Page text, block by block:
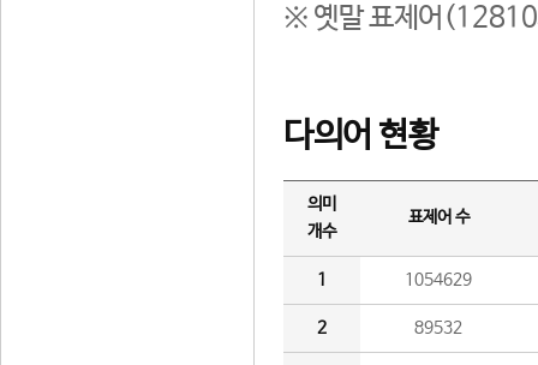
※ 옛말 표제어(12810
다의어 현황
의미
개수
표제어 수
1 1054629
2 89532